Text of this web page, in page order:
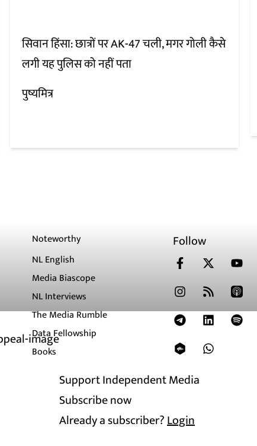
Support Independent Media
Subscribe now
Already a subscriber?Login
सिवान हिंसा: छात्रों पर AK-47 चली, मगर गोली कैसे
लगी यह पुलिस को नहीं पता
पुष्यमित्र
Noteworthy
NL English
Media Biascope
NL Interviews
The Media Rumble
Data Fellowship
Books
Follow